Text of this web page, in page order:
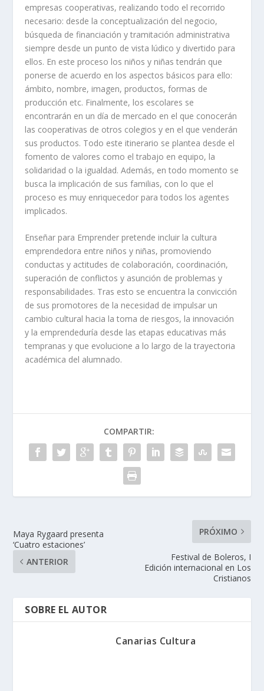
empresas cooperativas, realizando todo el recorrido
necesario: desde la conceptualización del negocio,
búsqueda de financiación y tramitación administrativa
siempre desde un punto de vista lúdico y divertido para
ellos. En este proceso los niños y niñas tendrán que
ponerse de acuerdo en los aspectos básicos para ello:
ámbito, nombre, imagen, productos, formas de
producción etc. Finalmente, los escolares se
encontrarán en un día de mercado en el que conocerán
las cooperativas de otros colegios y en el que venderán
sus productos. Todo este itinerario se plantea desde el
fomento de valores como el trabajo en equipo, la
solidaridad o la igualdad. Además, en todo momento se
busca la implicación de sus familias, con lo que el
proceso es muy enriquecedor para todos los agentes
implicados.
Enseñar para Emprender pretende incluir la cultura
emprendedora entre niños y niñas, promoviendo
conductas y actitudes de colaboración, coordinación,
superación de conflictos y asunción de problemas y
responsabilidades. Tras esto se encuentra la convicción
de sus promotores de la necesidad de impulsar un
cambio cultural hacia la toma de riesgos, la innovación
y la emprendeduría desde las etapas educativas más
tempranas y que evolucione a lo largo de la trayectoria
académica del alumnado.
COMPARTIR:
Maya Rygaard presenta
‘Cuatro estaciones’
ANTERIOR
PRÓXIMO
Festival de Boleros, I
Edición internacional en Los
Cristianos
SOBRE EL AUTOR
Canarias Cultura